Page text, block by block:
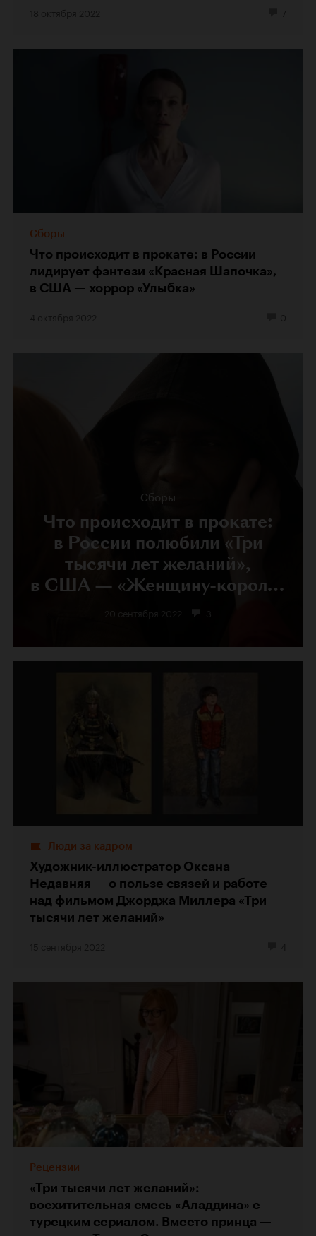
Сборы
Что происходит в прокате: в России
лидирует фэнтези «Красная Шапочка»,
в США — хоррор «Улыбка»
Сборы
Что происходит в прокате:
в России полюбили «Три
тысячи лет желаний»,
в США — «Женщину-короля»
Люди за кадром
Художник-иллюстратор Оксана
Недавняя — о пользе связей и работе
над фильмом Джорджа Миллера «Три
тысячи лет желаний»
Рецензии
«Три тысячи лет желаний»:
восхитительная смесь «Аладдина» с
турецким сериалом. Вместо принца —